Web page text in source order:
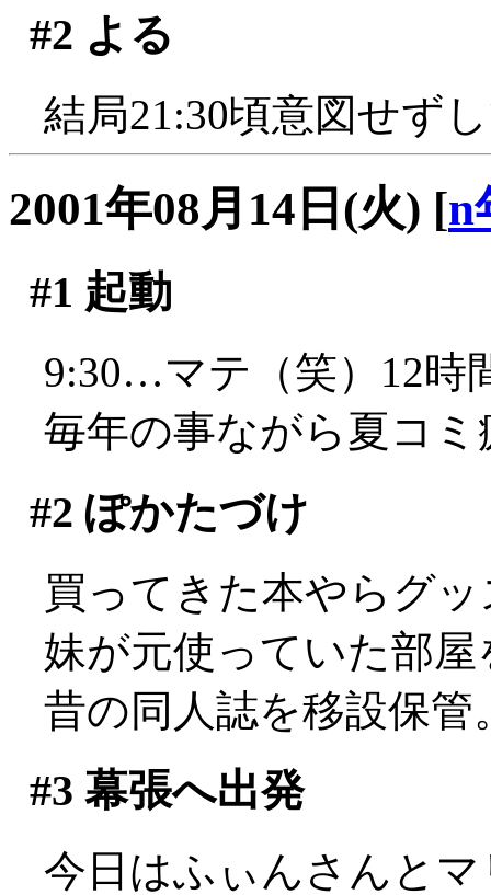
#2 よる
結局21:30頃意図せず
2001年08月14日(火) [n
#1 起動
9:30…マテ（笑）12時
毎年の事ながら夏コ
#2 ぽかたづけ
買ってきた本やらグ
妹が元使っていた部
昔の同人誌を移設保管
#3 幕張へ出発
今日はふぃんさんと